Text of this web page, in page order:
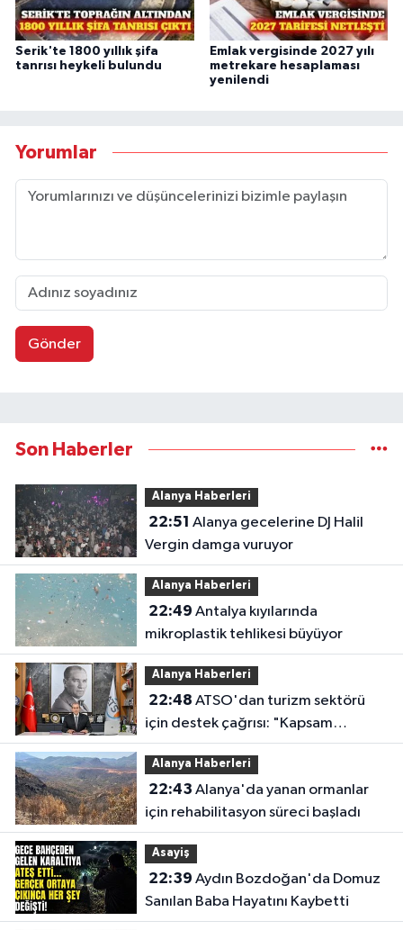
Serik'te 1800 yıllık şifa
tanrısı heykeli bulundu
Emlak vergisinde 2027 yılı
metrekare hesaplaması
yenilendi
Yorumlar
Gönder
Son Haberler
Alanya Haberleri
22:51
Vergin damga vuruyor
Alanya Haberleri
22:49
mikroplastik tehlikesi büyüyor
Alanya Haberleri
22:48
için destek çağrısı: "Kapsam
genişletilmeli"
Alanya Haberleri
22:43
için rehabilitasyon süreci başladı
Asayiş
22:39
Sanılan Baba Hayatını Kaybetti